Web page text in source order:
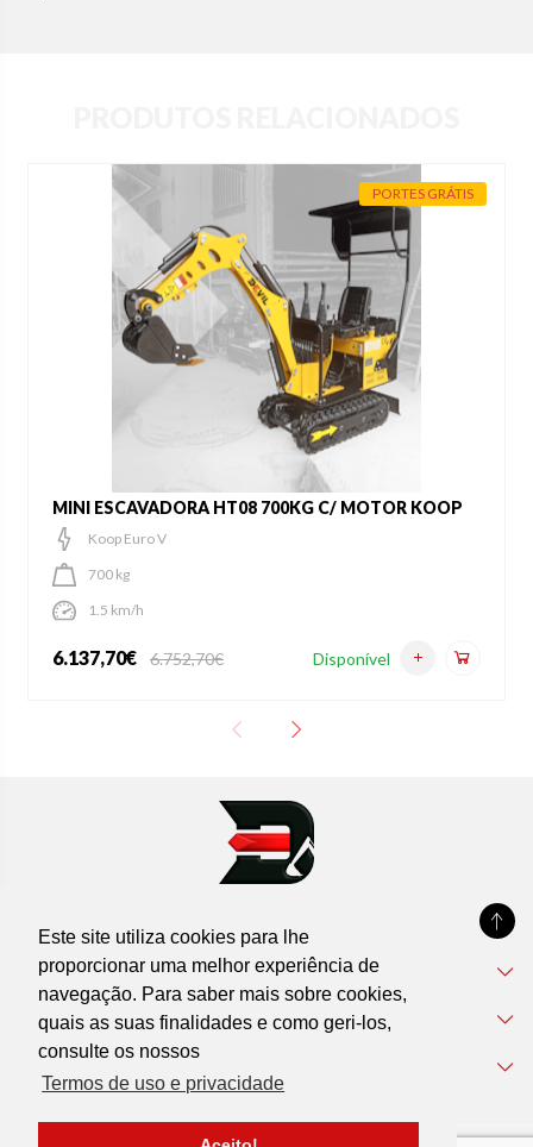
Este site utiliza cookies para lhe
proporcionar uma melhor experiência de
navegação. Para saber mais sobre cookies,
quais as suas finalidades e como geri-los,
consulte os nossos
Termos de uso e privacidade
PORTES GRÁTIS
MINI ESCAVADORA HT08 700KG C/ MOTOR KOOP
Koop Euro V
700 kg
1.5 km/h
6.137,70€ 6.752,70€ Disponível
DEVIL'MACHINES
Informações
Apoio ao Cliente